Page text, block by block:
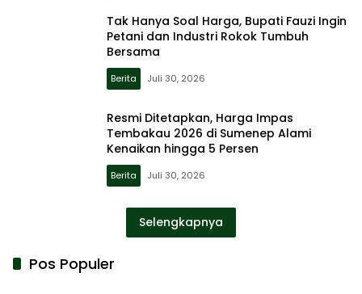
Tak Hanya Soal Harga, Bupati Fauzi Ingin
Petani dan Industri Rokok Tumbuh
Bersama
Berita Juli 30, 2026
Resmi Ditetapkan, Harga Impas
Tembakau 2026 di Sumenep Alami
Kenaikan hingga 5 Persen
Berita Juli 30, 2026
Selengkapnya
Pos Populer